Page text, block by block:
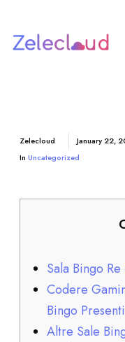
Zelecloud January 22,
In Uncategorized
Sala Bingo
Codere
Bingo
Altre Sale